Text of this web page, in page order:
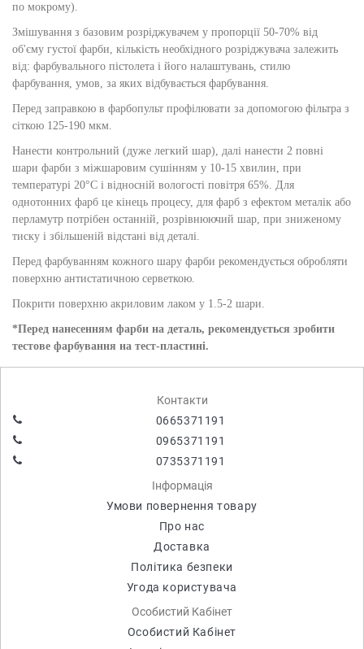
по мокрому).
Змішування з базовим розріджувачем у пропорції 50-70% від
об'єму густої фарби, кількість необхідного розріджувача залежить
від: фарбувального пістолета і його налаштувань, стилю
фарбування, умов, за яких відбувається фарбування.
Перед заправкою в фарбопульт профілювати за допомогою фільтра з
сіткою 125-190 мкм.
Нанести контрольний (дуже легкий шар), далі нанести 2 повні
шари фарби з міжшаровим сушінням у 10-15 хвилин, при
температурі 20°С і відносній вологості повітря 65%. Для
однотонних фарб це кінець процесу, для фарб з ефектом металік або
перламутр потрібен останній, розрівнюючий шар, при зниженому
тиску і збільшеній відстані від деталі.
Перед фарбуванням кожного шару фарби рекомендується обробляти
поверхню антистатичною серветкою.
Покрити поверхню акриловим лаком у 1.5-2 шари.
*Перед нанесенням фарби на деталь, рекомендується зробити
тестове фарбування на тест-пластині.
Контакти
0665371191
0965371191
0735371191
Інформація
Умови повернення товару
Про нас
Доставка
Політика безпеки
Угода користувача
Особистий Кабінет
Особистий Кабінет